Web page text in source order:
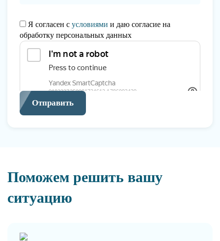
Я согласен с условиями и даю согласие на
обработку персональных данных
Отправить
Поможем решить вашу
ситуацию